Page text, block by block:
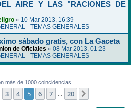
AIRE Y LAS "RACIONES DE
« 10 Mar 2013, 16:39
- TEMAS GENERALES
sábado gratis, con La Gaceta
de Oficiales « 08 Mar 2013, 01:23
- TEMAS GENERALES
más de 1000 coincidencias
20
3 4 5 6 7 … 20